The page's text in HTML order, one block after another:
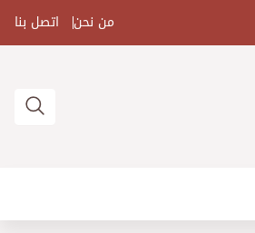
من نحن اتصل بنا